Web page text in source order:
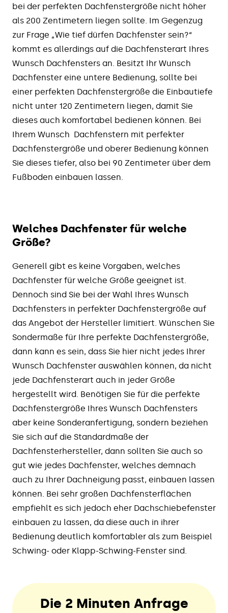
bei der perfekten Dachfenstergröße nicht höher
als 200 Zentimetern liegen sollte. Im Gegenzug
zur Frage „Wie tief dürfen Dachfenster sein?“
kommt es allerdings auf die Dachfensterart Ihres
Wunsch Dachfensters an. Besitzt Ihr Wunsch
Dachfenster eine untere Bedienung, sollte bei
einer perfekten Dachfenstergröße die Einbautiefe
nicht unter 120 Zentimetern liegen, damit Sie
dieses auch komfortabel bedienen können. Bei
Ihrem Wunsch Dachfenstern mit perfekter
Dachfenstergröße und oberer Bedienung können
Sie dieses tiefer, also bei 90 Zentimeter über dem
Fußboden einbauen lassen.
Welches Dachfenster für welche
Größe?
Generell gibt es keine Vorgaben, welches
Dachfenster für welche Größe geeignet ist.
Dennoch sind Sie bei der Wahl Ihres Wunsch
Dachfensters in perfekter Dachfenstergröße auf
das Angebot der Hersteller limitiert. Wünschen Sie
Sondermaße für Ihre perfekte Dachfenstergröße,
dann kann es sein, dass Sie hier nicht jedes Ihrer
Wunsch Dachfenster auswählen können, da nicht
jede Dachfensterart auch in jeder Größe
hergestellt wird. Benötigen Sie für die perfekte
Dachfenstergröße Ihres Wunsch Dachfensters
aber keine Sonderanfertigung, sondern beziehen
Sie sich auf die Standardmaße der
Dachfensterhersteller, dann sollten Sie auch so
gut wie jedes Dachfenster, welches demnach
auch zu Ihrer Dachneigung passt, einbauen lassen
können. Bei sehr großen Dachfensterflächen
empfiehlt es sich jedoch eher Dachschiebefenster
einbauen zu lassen, da diese auch in ihrer
Bedienung deutlich komfortabler als zum Beispiel
Schwing- oder Klapp-Schwing-Fenster sind.
Die 2 Minuten Anfrage